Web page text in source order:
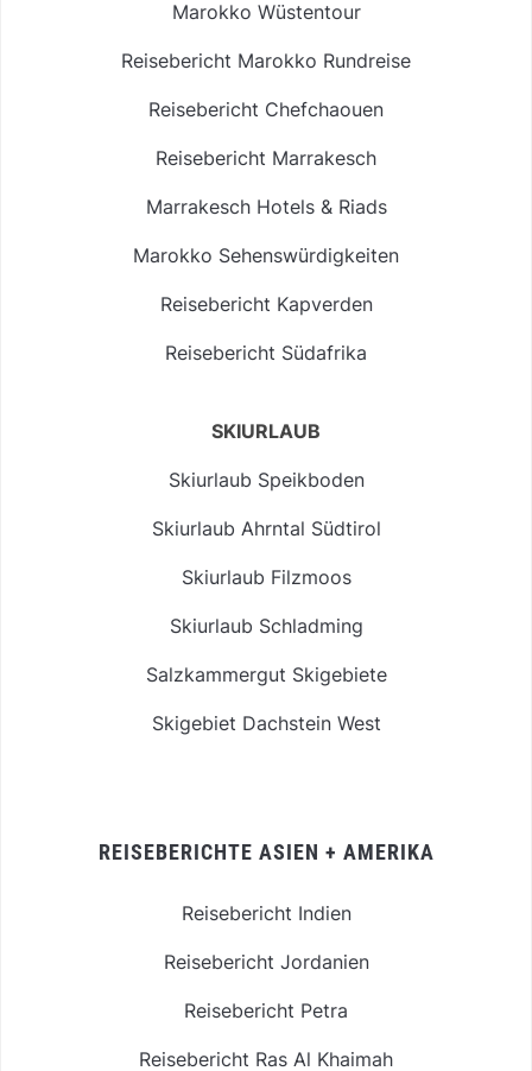
Marokko Wüstentour
Reisebericht Marokko Rundreise
Reisebericht Chefchaouen
Reisebericht Marrakesch
Marrakesch Hotels & Riads
Marokko Sehenswürdigkeiten
Reisebericht Kapverden
Reisebericht Südafrika
SKIURLAUB
Skiurlaub Speikboden
Skiurlaub Ahrntal Südtirol
Skiurlaub Filzmoos
Skiurlaub Schladming
Salzkammergut Skigebiete
Skigebiet Dachstein West
REISEBERICHTE ASIEN + AMERIKA
Reisebericht Indien
Reisebericht Jordanien
Reisebericht Petra
Reisebericht Ras Al Khaimah